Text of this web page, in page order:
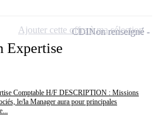
Expertise
Comptable H/F DESCRIPTION : Missions
le/la Manager aura pour principales
CDINon renseigné
Ajouter cette offre à ma sélection